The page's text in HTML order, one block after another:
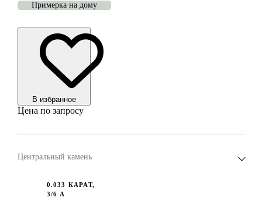
Примерка на дому
В избранноe
Цена по запросу
Центральный камень
0.033 КАРАТ,
3/6 А